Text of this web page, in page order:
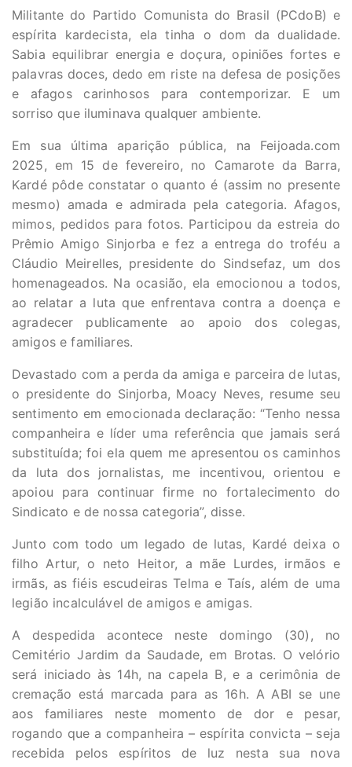
Militante do Partido Comunista do Brasil (PCdoB) e
espírita kardecista, ela tinha o dom da dualidade.
Sabia equilibrar energia e doçura, opiniões fortes e
palavras doces, dedo em riste na defesa de posições
e afagos carinhosos para contemporizar. E um
sorriso que iluminava qualquer ambiente.
Em sua última aparição pública, na Feijoada.com
2025, em 15 de fevereiro, no Camarote da Barra,
Kardé pôde constatar o quanto é (assim no presente
mesmo) amada e admirada pela categoria. Afagos,
mimos, pedidos para fotos. Participou da estreia do
Prêmio Amigo Sinjorba e fez a entrega do troféu a
Cláudio Meirelles, presidente do Sindsefaz, um dos
homenageados. Na ocasião, ela emocionou a todos,
ao relatar a luta que enfrentava contra a doença e
agradecer publicamente ao apoio dos colegas,
amigos e familiares.
Devastado com a perda da amiga e parceira de lutas,
o presidente do Sinjorba, Moacy Neves, resume seu
sentimento em emocionada declaração: “Tenho nessa
companheira e líder uma referência que jamais será
substituída; foi ela quem me apresentou os caminhos
da luta dos jornalistas, me incentivou, orientou e
apoiou para continuar firme no fortalecimento do
Sindicato e de nossa categoria”, disse.
Junto com todo um legado de lutas, Kardé deixa o
filho Artur, o neto Heitor, a mãe Lurdes, irmãos e
irmãs, as fiéis escudeiras Telma e Taís, além de uma
legião incalculável de amigos e amigas.
A despedida acontece neste domingo (30), no
Cemitério Jardim da Saudade, em Brotas. O velório
será iniciado às 14h, na capela B, e a cerimônia de
cremação está marcada para as 16h. A ABI se une
aos familiares neste momento de dor e pesar,
rogando que a companheira – espírita convicta – seja
recebida pelos espíritos de luz nesta sua nova